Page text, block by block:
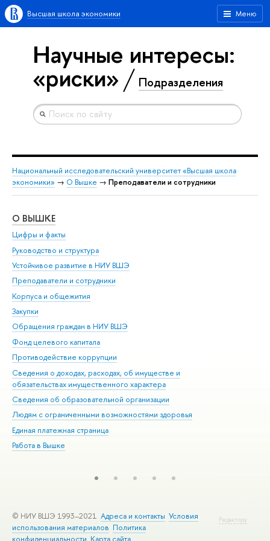
Меню
Высшая школа экономики
Научные интересы:
«риски» Подразделения
Национальный исследовательский университет «Высшая школа
экономики» → О Вышке → Преподаватели и сотрудники
О ВЫШКЕ
Цифры и факты
Руководство и структура
Устойчивое развитие в НИУ ВШЭ
Преподаватели и сотрудники
Корпуса и общежития
Закупки
Обращения граждан в НИУ ВШЭ
Фонд целевого капитала
Противодействие коррупции
Сведения о доходах, расходах, об имуществе и
обязательствах имущественного характера
Сведения об образовательной организации
Людям с ограниченными возможностями здоровья
Единая платежная страница
Работа в Вышке
Редактору
© НИУ ВШЭ 1993–2021 Адреса и контакты Условия
использования материалов Политика
конфиденциальности Карта сайта